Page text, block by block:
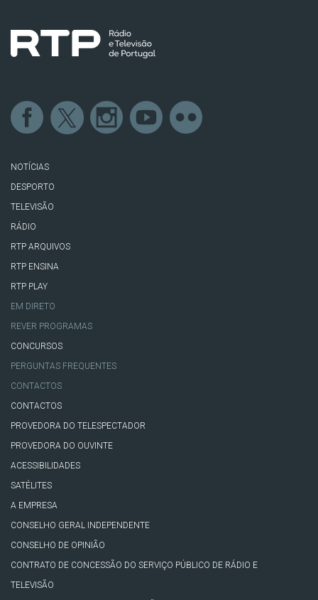
NOTÍCIAS
DESPORTO
TELEVISÃO
RÁDIO
RTP ARQUIVOS
RTP ENSINA
RTP PLAY
EM DIRETO
REVER PROGRAMAS
CONCURSOS
PERGUNTAS FREQUENTES
CONTACTOS
CONTACTOS
PROVEDORA DO TELESPECTADOR
PROVEDORA DO OUVINTE
ACESSIBILIDADES
SATÉLITES
A EMPRESA
CONSELHO GERAL INDEPENDENTE
CONSELHO DE OPINIÃO
CONTRATO DE CONCESSÃO DO SERVIÇO PÚBLICO DE RÁDIO E
TELEVISÃO